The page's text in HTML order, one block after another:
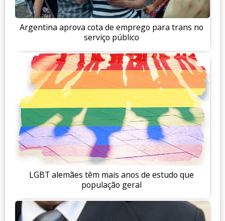
Argentina aprova cota de emprego para trans no
serviço público
LGBT alemães têm mais anos de estudo que
população geral